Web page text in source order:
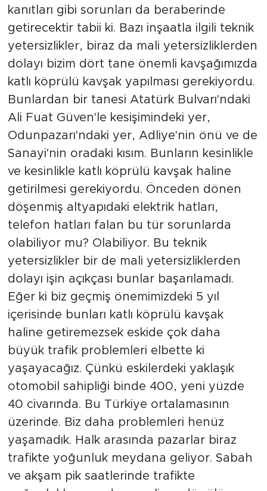
kanıtları gibi sorunları da beraberinde
getirecektir tabii ki. Bazı inşaatla ilgili teknik
yetersizlikler, biraz da mali yetersizliklerden
dolayı bizim dört tane önemli kavşağımızda
katlı köprülü kavşak yapılması gerekiyordu.
Bunlardan bir tanesi Atatürk Bulvarı'ndaki
Ali Fuat Güven'le kesişimindeki yer,
Odunpazarı'ndaki yer, Adliye'nin önü ve de
Sanayi'nin oradaki kısım. Bunların kesinlikle
ve kesinlikle katlı köprülü kavşak haline
getirilmesi gerekiyordu. Önceden dönen
döşenmiş altyapıdaki elektrik hatları,
telefon hatları falan bu tür sorunlarda
olabiliyor mu? Olabiliyor. Bu teknik
yetersizlikler bir de mali yetersizliklerden
dolayı işin açıkçası bunlar başarılamadı.
Eğer ki biz geçmiş önemimizdeki 5 yıl
içerisinde bunları katlı köprülü kavşak
haline getiremezsek eskide çok daha
büyük trafik problemleri elbette ki
yaşayacağız. Çünkü eskilerdeki yaklaşık
otomobil sahipliği binde 400, yeni yüzde
40 civarında. Bu Türkiye ortalamasının
üzerinde. Biz daha problemleri henüz
yaşamadık. Halk arasında pazarlar biraz
trafikte yoğunluk meydana geliyor. Sabah
ve akşam pik saatlerinde trafikte